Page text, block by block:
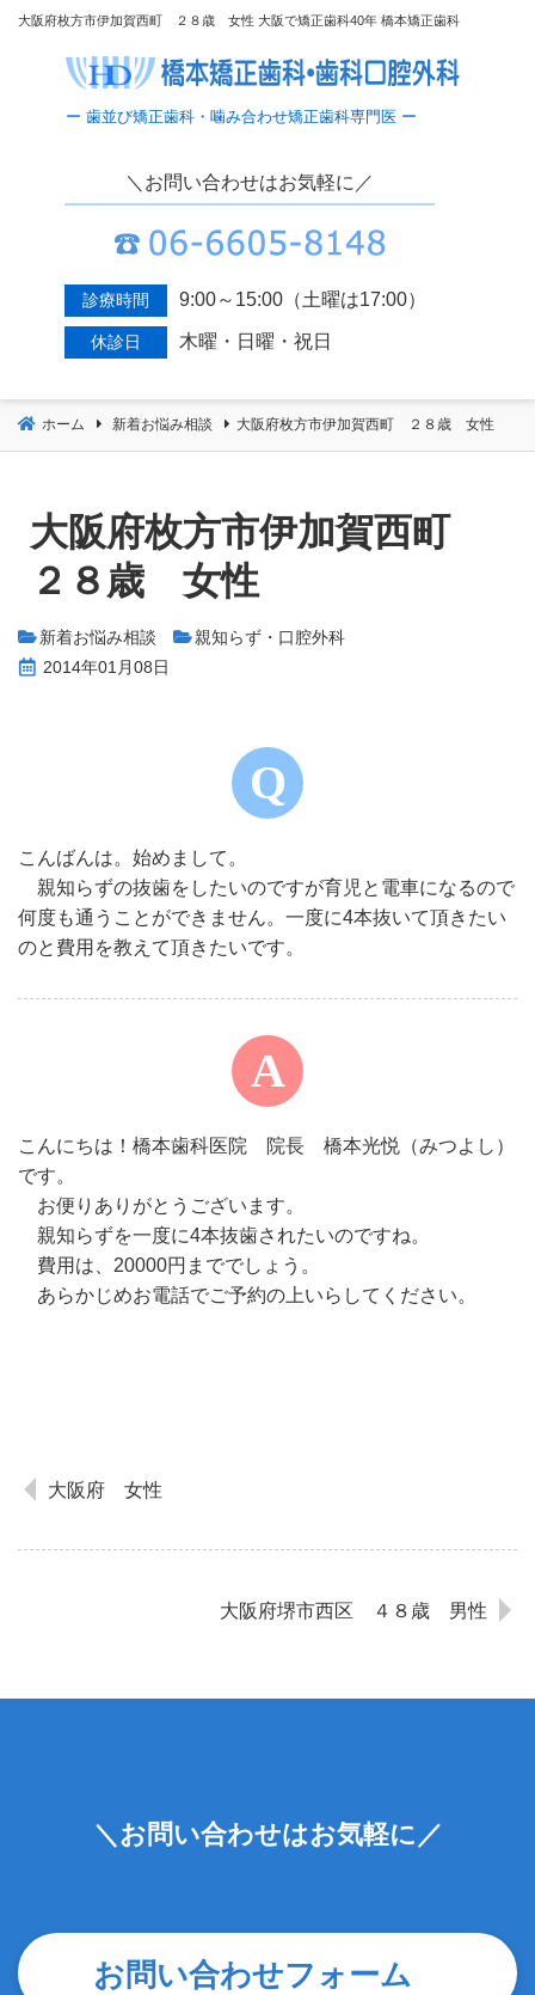
大阪府枚方市伊加賀西町 ２８歳 女性 大阪で矯正歯科40年 橋本矯正歯科
＼お問い合わせはお気軽に／
診療時間 9:00～15:00（土曜は17:00）
休診日 木曜・日曜・祝日
ホーム 新着お悩み相談 大阪府枚方市伊加賀西町 ２８歳 女性
大阪府枚方市伊加賀西町
２８歳 女性
新着お悩み相談
親知らず・口腔外科
2014年01月08日
こんばんは。始めまして。
親知らずの抜歯をしたいのですが育児と電車になるので
何度も通うことができません。一度に4本抜いて頂きたい
のと費用を教えて頂きたいです。
こんにちは！橋本歯科医院 院長 橋本光悦（みつよし）
です。
お便りありがとうございます。
親知らずを一度に4本抜歯されたいのですね。
費用は、20000円まででしょう。
あらかじめお電話でご予約の上いらしてください。
大阪府 女性
大阪府堺市西区 ４８歳 男性
＼お問い合わせはお気軽に／
お問い合わせフォーム